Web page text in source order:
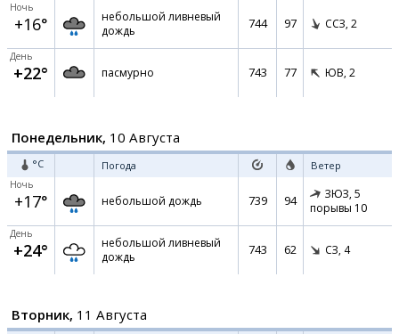
Ночь
+16°
небольшой ливневый
дождь
744 97 ССЗ, 2
День
+22° пасмурно 743 77 ЮВ, 2
Понедельник, 10 Августа
°C Погода Ветер
Ночь
+17° небольшой дождь 739 94 ЗЮЗ, 5
порывы 10
День
+24°
небольшой ливневый
дождь
743 62 СЗ, 4
Вторник, 11 Августа